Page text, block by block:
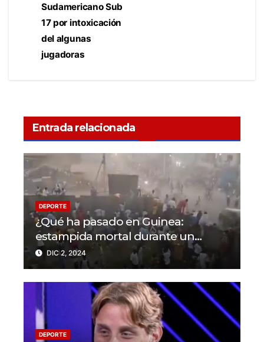
Sudamericano Sub
17 por intoxicación
del algunas
jugadoras
Entrada relacionada
DEPORTE
¿Qué ha pasado en Guinea:
estampida mortal durante un
partido en N’Zérékoré
DIC 2, 2024
DEPORTE